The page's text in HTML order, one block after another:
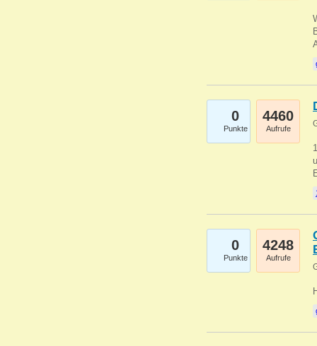
0
Punkte
4460
Aufrufe
0
Punkte
4248
Aufrufe